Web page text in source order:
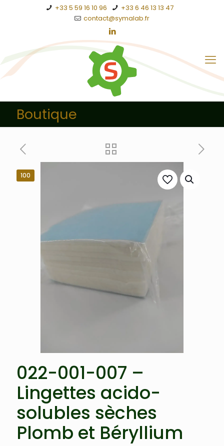
+33 5 59 16 10 96
+33 6 46 13 13 47
contact@symalab.fr
Boutique
100
022-001-007 –
Lingettes acido-
solubles sèches
Plomb et Béryllium